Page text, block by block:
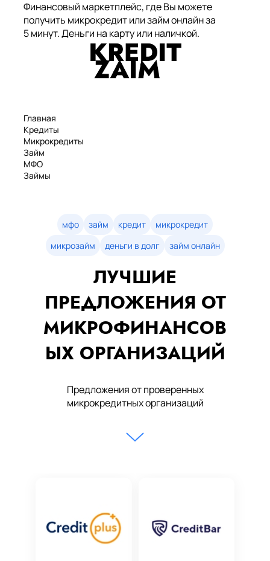
Финансовый маркетплейс, где Вы можете
получить микрокредит или займ онлайн за
5 минут. Деньги на карту или наличкой.
Главная
Кредиты
Микрокредиты
Займ
МФО
Займы
Займы онлайн
Денежные кредиты
мфо займ кредит
микрокредит
микрозайм
деньги в долг займ онлайн
ЛУЧШИЕ
ПРЕДЛОЖЕНИЯ ОТ
МИКРОФИНАНСОВ
ЫХ ОРГАНИЗАЦИЙ
Предложения от проверенных
микрокредитных организаций